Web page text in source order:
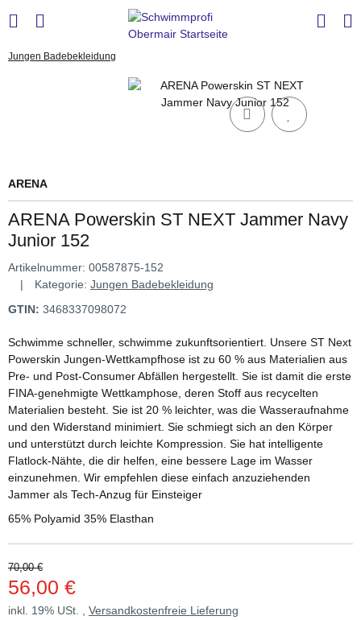
Jungen Badebekleidung
ARENA
ARENA Powerskin ST NEXT Jammer Navy
Junior 152
Artikelnummer: 00587875-152
Kategorie: Jungen Badebekleidung
GTIN: 3468337098072
Schwimme schneller, schwimme zukunftsorientiert. Unsere ST Next
Powerskin Jungen-Wettkampfhose ist zu 60 % aus Materialien aus
Pre- und Post-Consumer Abfällen hergestellt. Sie ist damit die erste
FINA-genehmigte Wettkamphose, deren Stoff aus recycelten
Materialien besteht. Sie ist 20 % leichter, was die Wasseraufnahme
und den Widerstand minimiert. Sie schmiegt sich an den Körper
und unterstützt durch leichte Kompression. Sie hat intelligente
Flatlock-Nähte, die dir helfen, eine bessere Lage im Wasser
einzunehmen. Wir empfehlen diese einfach anzuziehenden
Jammer als Tech-Anzug für Einsteiger
65% Polyamid 35% Elasthan
70,00 €
56,00 €
inkl. 19% USt. , Versandkostenfreie Lieferung